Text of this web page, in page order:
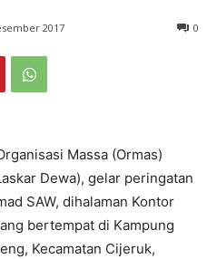
2017 0
Massa (Ormas)
Dewa), gelar peringatan
SAW, dihalaman Kontor
bertempat di Kampung
Kecamatan Cijeruk,